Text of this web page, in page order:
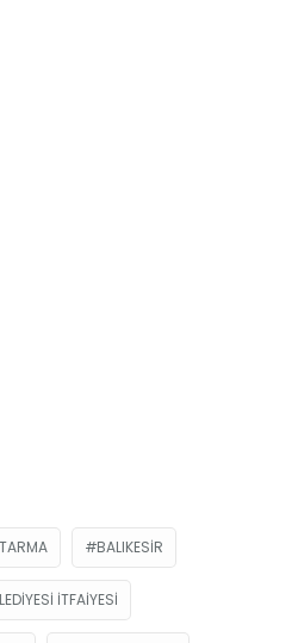
BALIKESIR
İTFAIYESI